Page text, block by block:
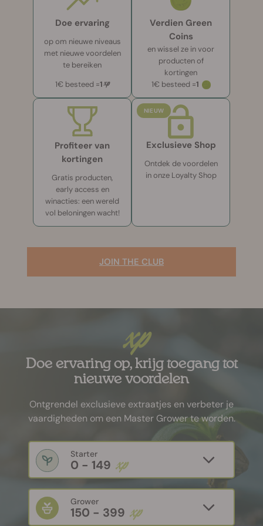
Doe ervaring
op om nieuwe niveaus
met nieuwe voordelen
te bereiken
1€ besteed =1xp
Verdien Green
Coins
en wissel ze in voor
producten of
kortingen
1€ besteed =1
Profiteer van
kortingen
Gratis producten,
early access en
winacties: een wereld
vol beloningen wacht!
NIEUW
Exclusieve Shop
Ontdek de voordelen
in onze Loyalty Shop
JOIN THE CLUB
xp
Doe ervaring op, krijg toegang tot
nieuwe voordelen
Ontgrendel exclusieve extraatjes en verbeter je
vaardigheden om een Master Grower te worden.
Starter
0 - 149 xp
Grower
150 - 399 xp